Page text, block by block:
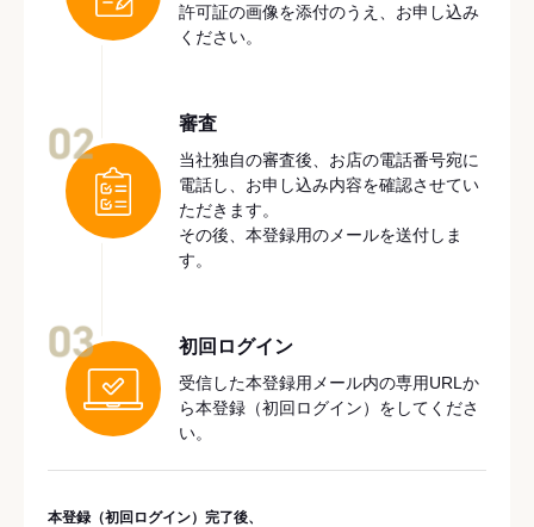
許可証の画像を添付のうえ、お申し込み
ください。
審査
当社独自の審査後、お店の電話番号宛に
電話し、お申し込み内容を確認させてい
ただきます。
その後、本登録用のメールを送付しま
す。
初回ログイン
受信した本登録用メール内の専用URLか
ら本登録（初回ログイン）をしてくださ
い。
本登録（初回ログイン）完了後、